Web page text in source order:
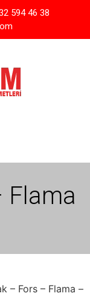
594 46 38
Flama
– Fors – Flama –